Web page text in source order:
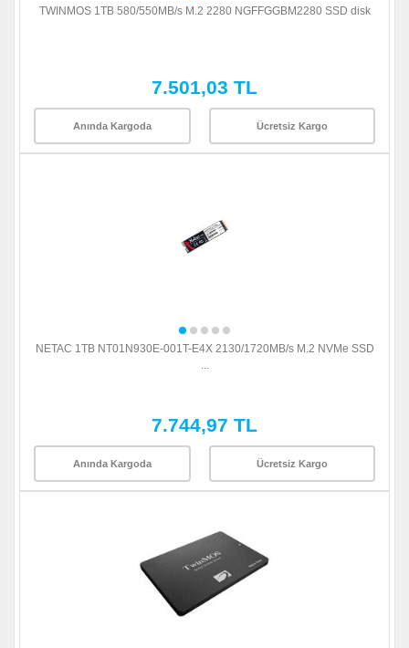
TWINMOS 1TB 580/550MB/s M.2 2280 NGFFGGBM2280 SSD disk
7.501,03 TL
Anında Kargoda Ücretsiz Kargo
NETAC 1TB NT01N930E-001T-E4X 2130/1720MB/s M.2 NVMe SSD
...
7.744,97 TL
Anında Kargoda Ücretsiz Kargo